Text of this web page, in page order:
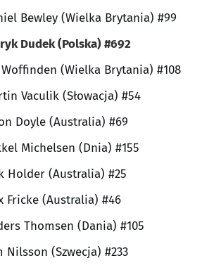
Bewley (Wielka Brytania) #99
Dudek (Polska) #692
(Wielka Brytania) #108
Vaculik (Słowacja) #54
Doyle (Australia) #69
Michelsen (Dnia) #155
Holder (Australia) #25
Fricke (Australia) #46
Thomsen (Dania) #105
Nilsson (Szwecja) #233